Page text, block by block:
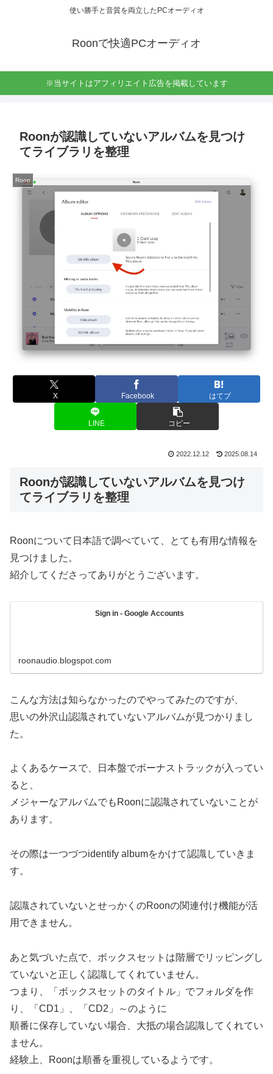
使い勝手と音質を両立したPCオーディオ
Roonで快適PCオーディオ
※当サイトはアフィリエイト広告を掲載しています
Roonが認識していないアルバムを見つけ
てライブラリを整理
Roon
X Facebook はてブ
LINE コピー
2022.12.12 2025.08.14
Roonが認識していないアルバムを見つけ
てライブラリを整理
Roonについて日本語で調べていて、とても有用な情報を
見つけました。
紹介してくださってありがとうございます。
Sign in - Google Accounts
roonaudio.blogspot.com
こんな方法は知らなかったのでやってみたのですが、
思いの外沢山認識されていないアルバムが見つかりまし
た。
よくあるケースで、日本盤でボーナストラックが入ってい
ると、
メジャーなアルバムでもRoonに認識されていないことが
あります。
その際は一つづつidentify albumをかけて認識していきま
す。
認識されていないとせっかくのRoonの関連付け機能が活
用できません。
あと気づいた点で、ボックスセットは階層でリッピングし
ていないと正しく認識してくれていません。
つまり、「ボックスセットのタイトル」でフォルダを作
り、「CD1」、「CD2」～のように
順番に保存していない場合、大抵の場合認識してくれてい
ません。
経験上、Roonは順番を重視しているようです。